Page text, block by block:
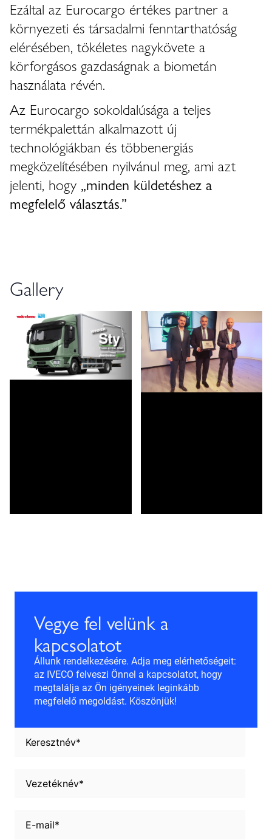
Ezáltal az Eurocargo értékes partner a
környezeti és társadalmi fenntarthatóság
elérésében, tökéletes nagykövete a
körforgásos gazdaságnak a biometán
használata révén.
Az Eurocargo sokoldalúsága a teljes
termékpalettán alkalmazott új
technológiákban és többenergiás
megközelítésében nyilvánul meg, ami azt
jelenti, hogy „minden küldetéshez a
megfelelő választás.”
Gallery
Vegye fel velünk a
kapcsolatot
Állunk rendelkezésére. Adja meg elérhetőségeit:
az IVECO felveszi Önnel a kapcsolatot, hogy
megtalálja az Ön igényeinek leginkább
megfelelő megoldást. Köszönjük!